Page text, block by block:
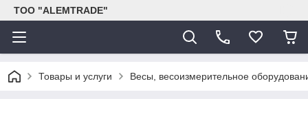
ТОО "ALEMTRADE"
Товары и услуги Весы, весоизмерительное